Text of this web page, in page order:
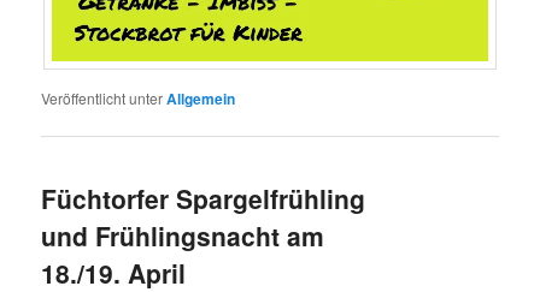
Veröffentlicht unterAllgemein
Füchtorfer Spargelfrühling
und Frühlingsnacht am
18./19. April